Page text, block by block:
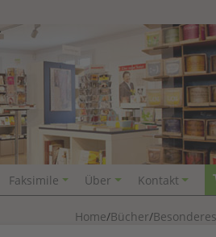
Faksimile Über Kontakt
Home Bücher Besonderes